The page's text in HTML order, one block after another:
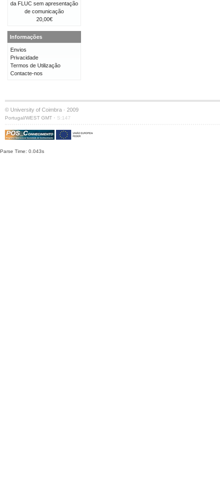
da FLUC sem apresentação
de comunicação
20,00€
Informações
Envios
Privacidade
Termos de Utilização
Contacte-nos
© University of Coimbra · 2009
Portugal/WEST GMT · S:147
Parse Time: 0.043s